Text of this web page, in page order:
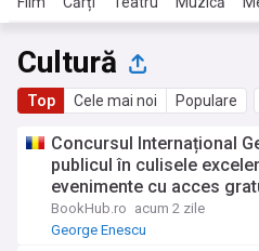
Cultură
Top Cele mai noi Populare
Concursul Internațional
publicul în culisele
evenimente cu acces
BookHub.ro acum 2 zile
George Enescu